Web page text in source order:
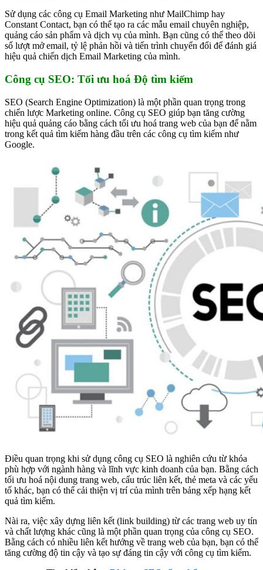
Sử dụng các công cụ Email Marketing như MailChimp hay
Constant Contact, bạn có thể tạo ra các mẫu email chuyên nghiệp,
quảng cáo sản phẩm và dịch vụ của mình. Bạn cũng có thể theo dõi
số lượt mở email, tỷ lệ phản hồi và tiến trình chuyển đổi để đánh giá
hiệu quả chiến dịch Email Marketing của mình.
Công cụ SEO: Tối ưu hoá Độ tìm kiếm
SEO (Search Engine Optimization) là một phần quan trọng trong
chiến lược Marketing online. Công cụ SEO giúp bạn tăng cường
hiệu quả quảng cáo bằng cách tối ưu hoá trang web của bạn để nằm
trong kết quả tìm kiếm hàng đầu trên các công cụ tìm kiếm như
Google.
Điều quan trọng khi sử dụng công cụ SEO là nghiên cứu từ khóa
phù hợp với ngành hàng và lĩnh vực kinh doanh của bạn. Bằng cách
tối ưu hoá nội dung trang web, cấu trúc liên kết, thẻ meta và các yếu
tố khác, bạn có thể cải thiện vị trí của mình trên bảng xếp hạng kết
quả tìm kiếm.
Nài ra, việc xây dựng liên kết (link building) từ các trang web uy tín
và chất lượng khác cũng là một phần quan trọng của công cụ SEO.
Bằng cách có nhiều liên kết hướng về trang web của bạn, bạn có thể
tăng cường độ tin cậy và tạo sự đáng tin cậy với công cụ tìm kiếm.